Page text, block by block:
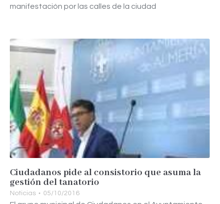
manifestación por las calles de la ciudad
Ciudadanos pide al consistorio que asuma la
gestión del tanatorio
Noticias 05/10/2016